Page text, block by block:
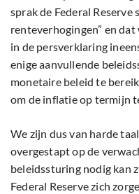
sprak de Federal
renteverhogingen” en
in de persverklaring
enige aanvullende
monetaire beleid te
om de inflatie op termijn
We zijn dus van harde
overgestapt op de
beleidssturing nodig kan
Federal Reserve zich